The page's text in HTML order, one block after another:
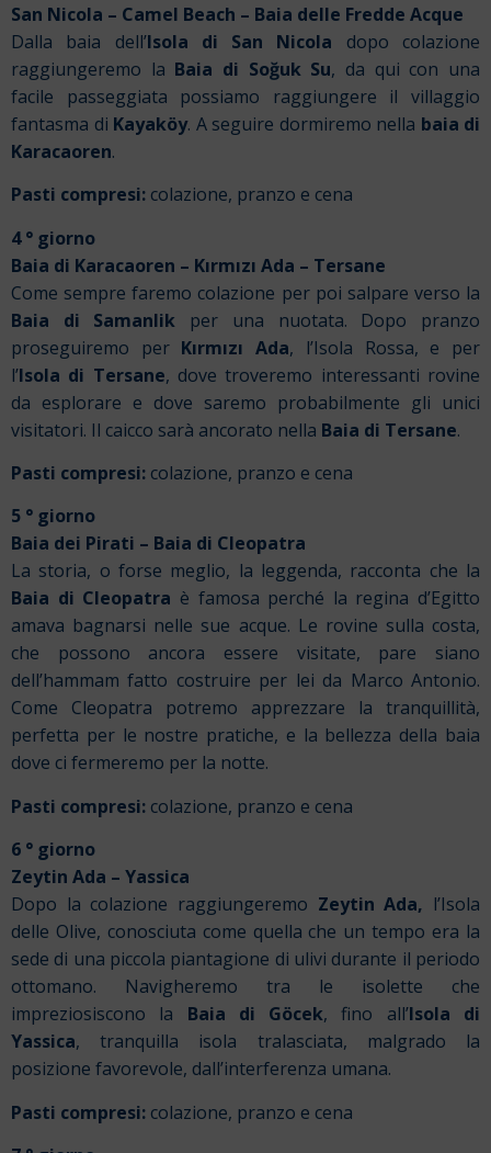
San Nicola – Camel Beach – Baia delle Fredde Acque
Dalla baia dell’Isola di San Nicola dopo colazione
raggiungeremo la Baia di Soğuk Su, da qui con una
facile passeggiata possiamo raggiungere il villaggio
fantasma di Kayaköy. A seguire dormiremo nella baia di
Karacaoren.
Pasti compresi: colazione, pranzo e cena
4 ° giorno
Baia di Karacaoren – Kırmızı Ada – Tersane
Come sempre faremo colazione per poi salpare verso la
Baia di Samanlik per una nuotata. Dopo pranzo
proseguiremo per Kırmızı Ada, l’Isola Rossa, e per
l’Isola di Tersane, dove troveremo interessanti rovine
da esplorare e dove saremo probabilmente gli unici
visitatori. Il caicco sarà ancorato nella Baia di Tersane.
Pasti compresi: colazione, pranzo e cena
5 ° giorno
Baia dei Pirati – Baia di Cleopatra
La storia, o forse meglio, la leggenda, racconta che la
Baia di Cleopatra è famosa perché la regina d’Egitto
amava bagnarsi nelle sue acque. Le rovine sulla costa,
che possono ancora essere visitate, pare siano
dell’hammam fatto costruire per lei da Marco Antonio.
Come Cleopatra potremo apprezzare la tranquillità,
perfetta per le nostre pratiche, e la bellezza della baia
dove ci fermeremo per la notte.
Pasti compresi: colazione, pranzo e cena
6 ° giorno
Zeytin Ada – Yassica
Dopo la colazione raggiungeremo Zeytin Ada, l’Isola
delle Olive, conosciuta come quella che un tempo era la
sede di una piccola piantagione di ulivi durante il periodo
ottomano. Navigheremo tra le isolette che
impreziosiscono la Baia di Göcek, fino all’Isola di
Yassica, tranquilla isola tralasciata, malgrado la
posizione favorevole, dall’interferenza umana.
Pasti compresi: colazione, pranzo e cena